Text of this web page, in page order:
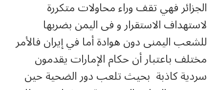
الجزائر فهي تقف وراء محاولات متكررة
لاستهداف الاستقرار و فى اليمن بضربها
للشعب اليمنى دون هوادة أما في إيران فالأمر
مختلف باعتبار أن حكام الإمارات يقدمون
سردية كاذبة بحيث تلعب دور الضحية حين